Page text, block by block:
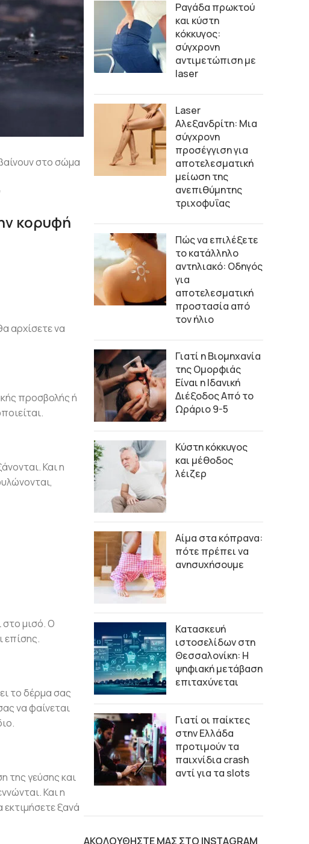
στο σώμα
κορυφή
αρχίσετε να
προσβολής ή
Και η
στο μισό. Ο
επίσης.
το δέρμα σας
να φαίνεται
της γεύσης και
Και η
ξανά
Ραγάδα πρωκτού
και κύστη
κόκκυγος:
σύγχρονη
αντιμετώπιση με
laser
Laser
Αλεξανδρίτη: Μια
σύγχρονη
προσέγγιση για
αποτελεσματική
μείωση της
ανεπιθύμητης
τριχοφυΐας
Πώς να επιλέξετε
το κατάλληλο
αντηλιακό: Οδηγός
για
αποτελεσματική
προστασία από
τον ήλιο
Γιατί η Βιομηχανία
της Ομορφιάς
Είναι η Ιδανική
Διέξοδος Από το
Ωράριο 9-5
Κύστη κόκκυγος
και μέθοδος
λέιζερ
Αίμα στα κόπρανα:
πότε πρέπει να
ανησυχήσουμε
Κατασκευή
ιστοσελίδων στη
Θεσσαλονίκη: Η
ψηφιακή μετάβαση
επιταχύνεται
Γιατί οι παίκτες
στην Ελλάδα
προτιμούν τα
παιχνίδια crash
αντί για τα slots
ΑΚΟΛΟΥΘΗΣΤΕ ΜΑΣ ΣΤΟ INSTAGRAM